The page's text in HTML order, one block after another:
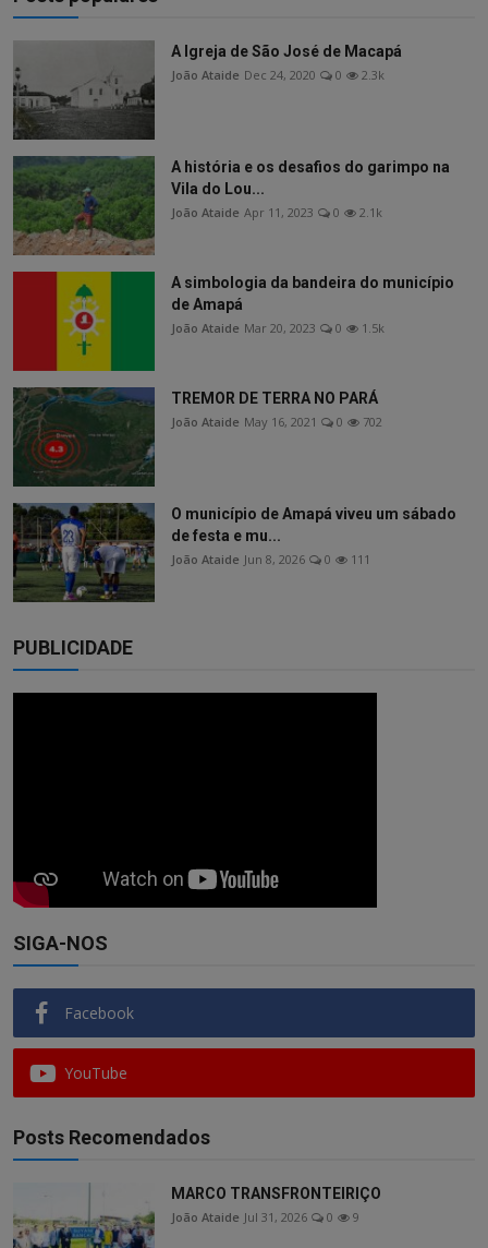
A Igreja de São José de Macapá
João Ataide Dec 24, 2020 0 2.3k
A história e os desafios do garimpo na
Vila do Lou...
João Ataide Apr 11, 2023 0 2.1k
A simbologia da bandeira do município
de Amapá
João Ataide Mar 20, 2023 0 1.5k
TREMOR DE TERRA NO PARÁ
João Ataide May 16, 2021 0 702
O município de Amapá viveu um sábado
de festa e mu...
João Ataide Jun 8, 2026 0 111
PUBLICIDADE
SIGA-NOS
Facebook
YouTube
Posts Recomendados
MARCO TRANSFRONTEIRIÇO
João Ataide Jul 31, 2026 0 9